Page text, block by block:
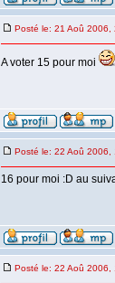
Posté le: 21 Aoû 2006,
A voter 15 pour moi
Posté le: 22 Aoû 2006,
16 pour moi :D au
Posté le: 22 Aoû 2006,